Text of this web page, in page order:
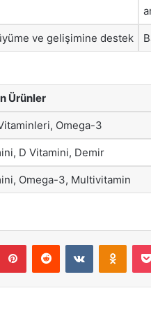
ve gelişimine destek
Ürünler
Omega-3
D Vitamini, Demir
Omega-3, Multivitamin
PinterestReddit VKontakte